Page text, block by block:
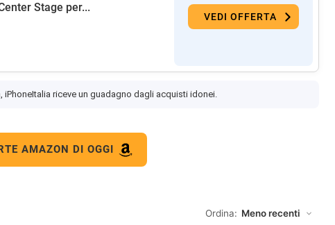
Stage per...
VEDI OFFERTA
iPhoneItalia riceve un guadagno dagli acquisti idonei.
AMAZON DI OGGI
Ordina: